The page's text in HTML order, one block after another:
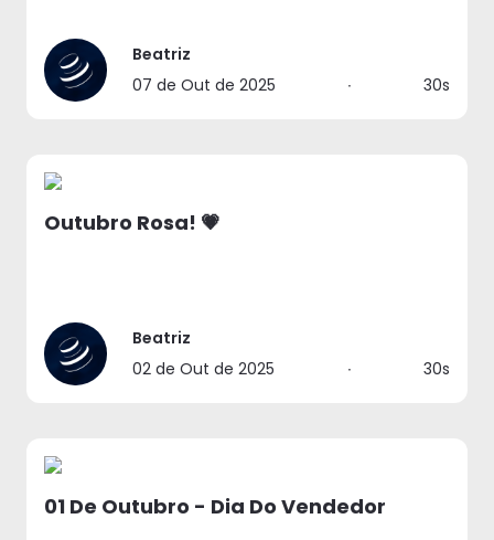
Beatriz
07 de Out de 2025
∙ 30s
Outubro Rosa! 💗
Beatriz
02 de Out de 2025
∙ 30s
01 De Outubro - Dia Do Vendedor